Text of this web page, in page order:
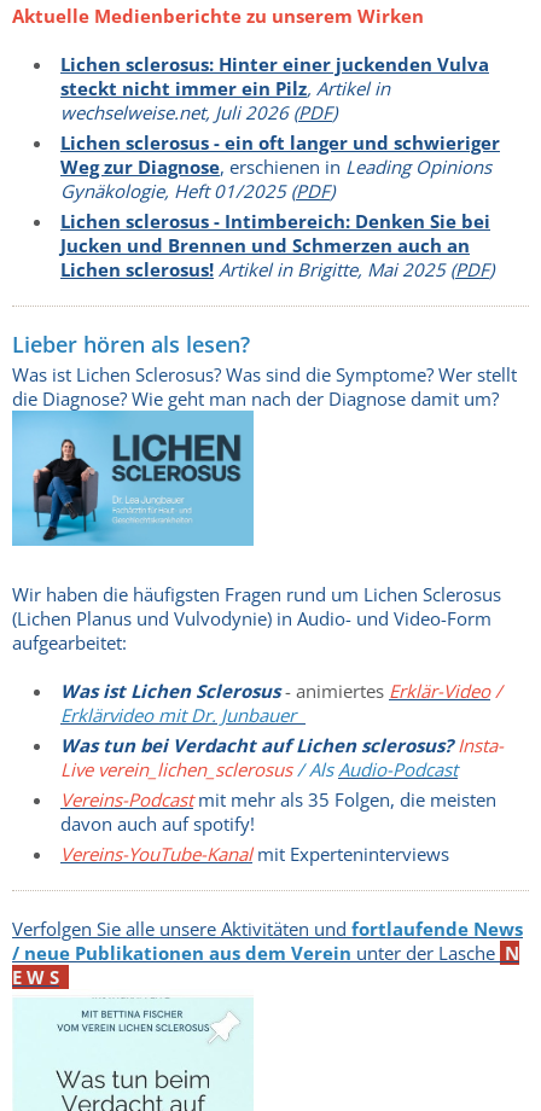
Aktuelle Medienberichte zu unserem Wirken
Lichen sclerosus: Hinter einer juckenden Vulva
steckt nicht immer ein Pilz, Artikel in
wechselweise.net, Juli 2026 (PDF)
Lichen sclerosus - ein oft langer und schwieriger
Weg zur Diagnose, erschienen in Leading Opinions
Gynäkologie, Heft 01/2025 (PDF)
Lichen sclerosus - Intimbereich: Denken Sie bei
Jucken und Brennen und Schmerzen auch an
Lichen sclerosus! Artikel in Brigitte, Mai 2025 (PDF)
Lieber hören als lesen?
Was ist Lichen Sclerosus? Was sind die Symptome? Wer stellt
die Diagnose? Wie geht man nach der Diagnose damit um?
Wir haben die häufigsten Fragen rund um Lichen Sclerosus
(Lichen Planus und Vulvodynie) in Audio- und Video-Form
aufgearbeitet:
Was ist Lichen Sclerosus- animiertes Erklär-Video/
Erklärvideo mit Dr. Junbauer
Was tun bei Verdacht auf Lichen sclerosus?Insta-
Live verein_lichen_sclerosus/ Als Audio-Podcast
Vereins-Podcast mit mehr als 35 Folgen, die meisten
davon auch auf spotify!
Vereins-YouTube-Kanal mit Experteninterviews
Verfolgen Sie alle unsere Aktivitäten und fortlaufende News
/ neue Publikationen aus dem Verein unter der Lasche N
E W S